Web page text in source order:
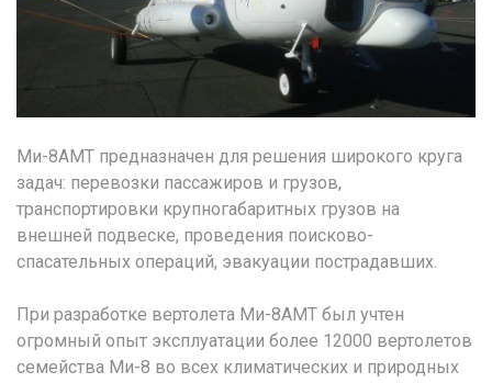
Ми-8АМТ предназначен для решения широкого круга
задач: перевозки пассажиров и грузов,
транспортировки крупногабаритных грузов на
внешней подвеске, проведения поисково-
спасательных операций, эвакуации пострадавших.
При разработке вертолета Ми-8АМТ был учтен
огромный опыт эксплуатации более 12000 вертолетов
семейства Ми-8 во всех климатических и природных